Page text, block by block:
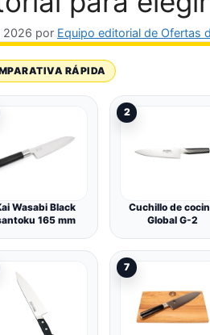
2026 por Equipo editorial de Ofertas
RÁPIDA
Wasabi Black
165 mm
2
Cuchillo de
Global G-2
7